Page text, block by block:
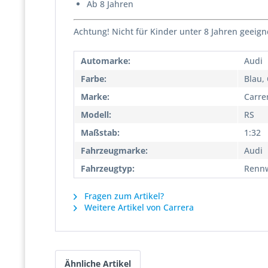
Ab 8 Jahren
Achtung! Nicht für Kinder unter 8 Jahren
Automarke:
Audi
Farbe:
Blau,
Marke:
Modell:
RS
Maßstab:
1:32
Fahrzeugmarke:
Audi
Fahrzeugtyp:
Fragen zum Artikel?
Weitere Artikel von Carrera
Ähnliche Artikel